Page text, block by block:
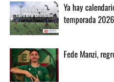
Ya hay
temporada
Fede Manzi,